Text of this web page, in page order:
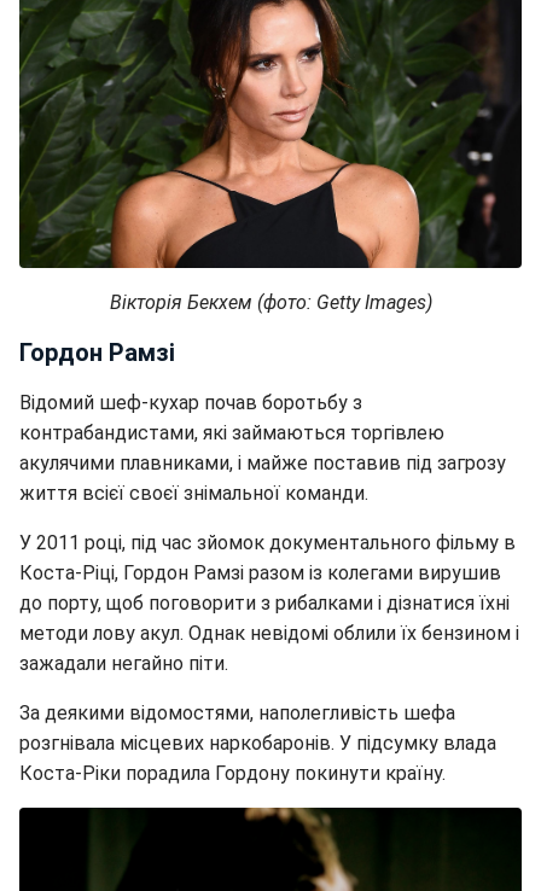
Вікторія Бекхем (фото: Getty Images)
Гордон Рамзі
Відомий шеф-кухар почав боротьбу з
контрабандистами, які займаються торгівлею
акулячими плавниками, і майже поставив під загрозу
життя всієї своєї знімальної команди.
У 2011 році, під час зйомок документального фільму в
Коста-Ріці, Гордон Рамзі разом із колегами вирушив
до порту, щоб поговорити з рибалками і дізнатися їхні
методи лову акул. Однак невідомі облили їх бензином і
зажадали негайно піти.
За деякими відомостями, наполегливість шефа
розгнівала місцевих наркобаронів. У підсумку влада
Коста-Ріки порадила Гордону покинути країну.